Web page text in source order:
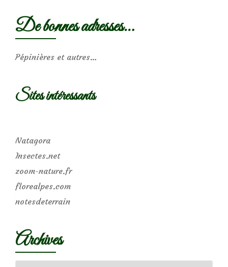
De bonnes adresses…
Pépinières et autres…
Sites intéressants
Natagora
Insectes.net
zoom-nature.fr
florealpes.com
notesdeterrain
Archives